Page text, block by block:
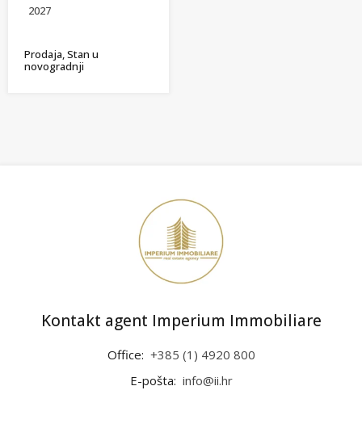
2027
Prodaja, Stan u
novogradnji
Kontakt agent Imperium Immobiliare
Office: +385 (1) 4920 800
E-pošta: info@ii.hr